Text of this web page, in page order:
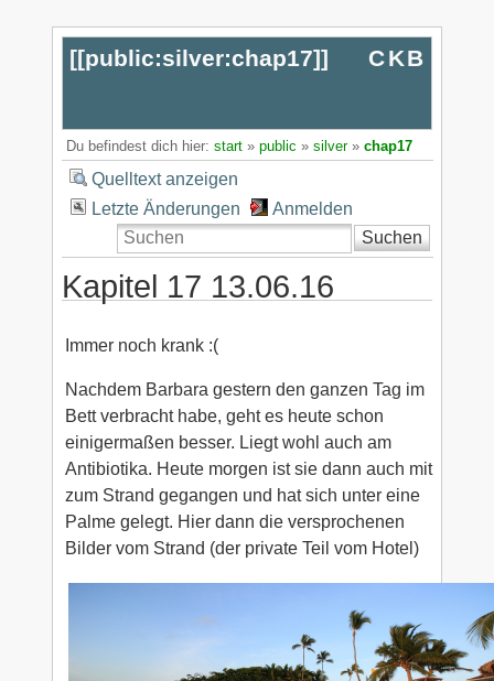
[[public:silver:chap17]] CKB
Du befindest dich hier: start » public » silver» chap17
Quelltext anzeigen
Letzte Änderungen
Anmelden
Suchen
Kapitel 17 13.06.16
Immer noch krank :(
Nachdem Barbara gestern den ganzen Tag im
Bett verbracht habe, geht es heute schon
einigermaßen besser. Liegt wohl auch am
Antibiotika. Heute morgen ist sie dann auch mit
zum Strand gegangen und hat sich unter eine
Palme gelegt. Hier dann die versprochenen
Bilder vom Strand (der private Teil vom Hotel)